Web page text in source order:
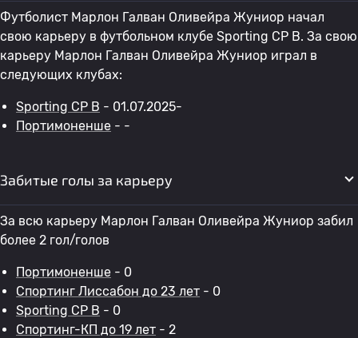
Футболист Марлон Галван Оливейра Жуниор начал
свою карьеру в футбольном клубе Sporting CP B. За свою
карьеру Марлон Галван Оливейра Жуниор играл в
следующих клубах:
Sporting CP B - 01.07.2025-
Портимоненше - -
Забитые голы за карьеру
За всю карьеру Марлон Галван Оливейра Жуниор забил
более 2 гол/голов
Портимоненше - 0
Спортинг Лиссабон до 23 лет - 0
Sporting CP B - 0
Спортинг-КП до 19 лет - 2